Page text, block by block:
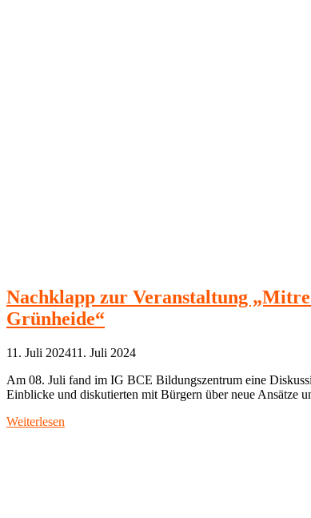
Nachklapp zur Veranstaltung
Grünheide“
11. Juli 202411. Juli 2024
Am 08. Juli fand im IG BCE Bildungszentrum eine
Einblicke und diskutierten mit Bürgern über neue Ansätze
Weiterlesen